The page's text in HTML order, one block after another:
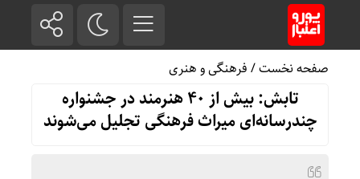
صفحه نخست/فرهنگی و هنری
تابش: بیش از ۴٠ هنرمند در جشنواره
چندرسانه‌ای میراث فرهنگی تجلیل می‌شوند